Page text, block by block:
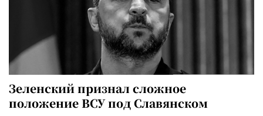
Зеленский признал сложное
положение ВСУ под Славянском